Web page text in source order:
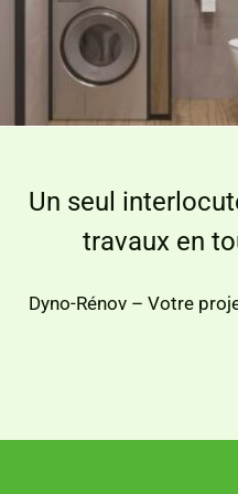
Un seul
travaux en
Dyno-Rénov – Votre